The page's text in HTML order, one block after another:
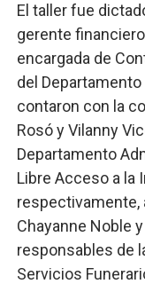
El taller fue
gerente
encargada de
del
contaron con la
Rosó y Vilanny
Departamento
Libre Acceso a la
respectivamente,
Chayanne Noble
responsables de
Servicios